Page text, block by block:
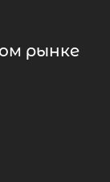
рынке